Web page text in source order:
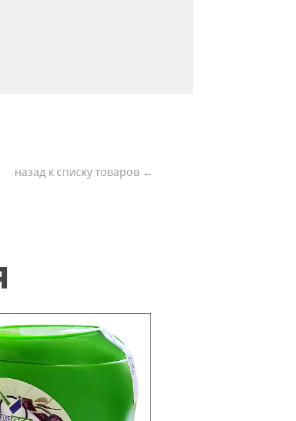
назад к списку товаров ←